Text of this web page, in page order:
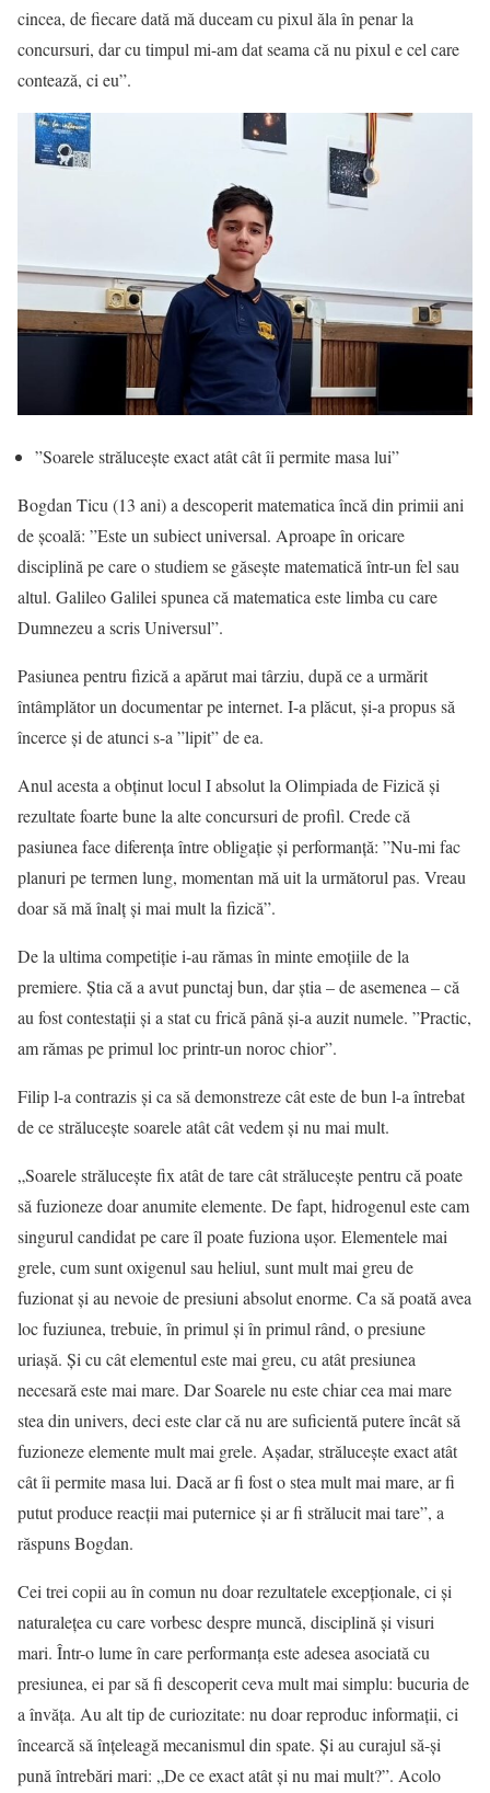
cincea, de fiecare dată mă duceam cu pixul ăla în penar la
concursuri, dar cu timpul mi-am dat seama că nu pixul e cel care
contează, ci eu”.
”Soarele strălucește exact atât cât îi permite masa lui”
Bogdan Ticu (13 ani) a descoperit matematica încă din primii ani
de școală: ”Este un subiect universal. Aproape în oricare
disciplină pe care o studiem se găsește matematică într-un fel sau
altul. Galileo Galilei spunea că matematica este limba cu care
Dumnezeu a scris Universul”.
Pasiunea pentru fizică a apărut mai târziu, după ce a urmărit
întâmplător un documentar pe internet. I-a plăcut, și-a propus să
încerce și de atunci s-a ”lipit” de ea.
Anul acesta a obținut locul I absolut la Olimpiada de Fizică și
rezultate foarte bune la alte concursuri de profil. Crede că
pasiunea face diferența între obligație și performanță: ”Nu-mi fac
planuri pe termen lung, momentan mă uit la următorul pas. Vreau
doar să mă înalț și mai mult la fizică”.
De la ultima competiție i-au rămas în minte emoțiile de la
premiere. Știa că a avut punctaj bun, dar știa – de asemenea – că
au fost contestații și a stat cu frică până și-a auzit numele. ”Practic,
am rămas pe primul loc printr-un noroc chior”.
Filip l-a contrazis și ca să demonstreze cât este de bun l-a întrebat
de ce strălucește soarele atât cât vedem și nu mai mult.
„Soarele strălucește fix atât de tare cât strălucește pentru că poate
să fuzioneze doar anumite elemente. De fapt, hidrogenul este cam
singurul candidat pe care îl poate fuziona ușor. Elementele mai
grele, cum sunt oxigenul sau heliul, sunt mult mai greu de
fuzionat și au nevoie de presiuni absolut enorme. Ca să poată avea
loc fuziunea, trebuie, în primul și în primul rând, o presiune
uriașă. Și cu cât elementul este mai greu, cu atât presiunea
necesară este mai mare. Dar Soarele nu este chiar cea mai mare
stea din univers, deci este clar că nu are suficientă putere încât să
fuzioneze elemente mult mai grele. Așadar, strălucește exact atât
cât îi permite masa lui. Dacă ar fi fost o stea mult mai mare, ar fi
putut produce reacții mai puternice și ar fi strălucit mai tare”, a
răspuns Bogdan.
Cei trei copii au în comun nu doar rezultatele excepționale, ci și
naturalețea cu care vorbesc despre muncă, disciplină și visuri
mari. Într-o lume în care performanța este adesea asociată cu
presiunea, ei par să fi descoperit ceva mult mai simplu: bucuria de
a învăța. Au alt tip de curiozitate: nu doar reproduc informații, ci
încearcă să înțeleagă mecanismul din spate. Și au curajul să-și
pună întrebări mari: „De ce exact atât și nu mai mult?”. Acolo